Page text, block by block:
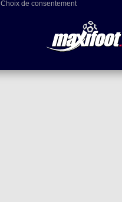
Choix de consentement